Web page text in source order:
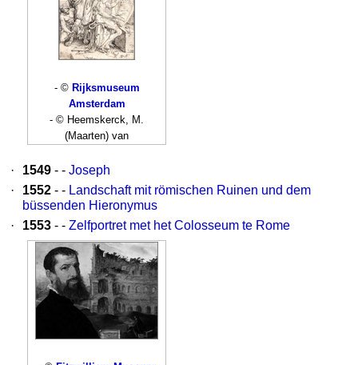
- © Rijksmuseum
Amsterdam
- © Heemskerck, M.
(Maarten) van
· 1549 - - Joseph
·
1552 - - Landschaft mit römischen Ruinen und dem
büssenden Hieronymus
·
1553 - - Zelfportret met het Colosseum te Rome